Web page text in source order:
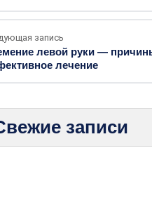
запись
левой руки —
лечение
записи